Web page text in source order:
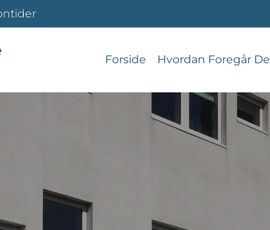
Forside Hvordan Foregår